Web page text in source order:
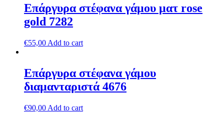
Επάργυρα στέφανα γάμου ματ rose
gold 7282
€55,00 Add to cart
Επάργυρα στέφανα γάμου
διαμανταριστά 4676
€90,00 Add to cart